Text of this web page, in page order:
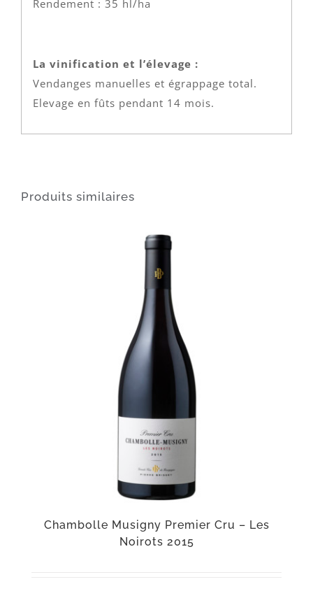
Rendement : 35 hl/ha
La vinification et l’élevage :
Vendanges manuelles et égrappage total.
Elevage en fûts pendant 14 mois.
Produits similaires
Chambolle Musigny Premier Cru – Les
Noirots 2015